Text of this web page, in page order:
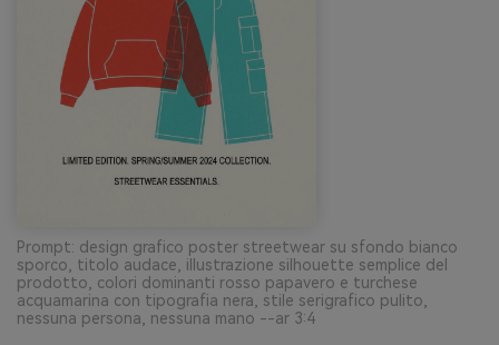
Prompt: design grafico poster streetwear su sfondo bianco
sporco, titolo audace, illustrazione silhouette semplice del
prodotto, colori dominanti rosso papavero e turchese
acquamarina con tipografia nera, stile serigrafico pulito,
nessuna persona, nessuna mano --ar 3:4